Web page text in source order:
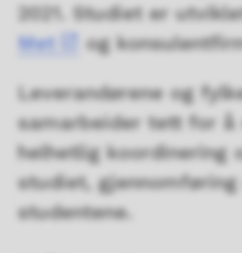
2021. Studiet er
Met
og
Leverandørene og
samarbeider tett for å
helhetlig koordinering
studiet,
studentene.